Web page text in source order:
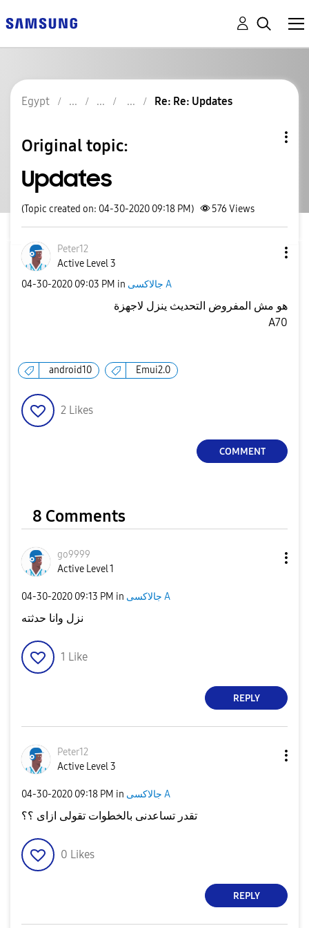
Egypt Re: Re: Updates
Original topic:
Updates
(Topic created on: 04-30-2020 09:18 PM) 576 Views
Peter12
Active Level 3
‎04-30-2020 09:03 PM in جالاكسى A
هو مش المفروض التحديث ينزل لاجهزة
A70
android10 Emui2.0
2 Likes
COMMENT
8 Comments
go9999
Active Level 1
‎04-30-2020 09:13 PM in جالاكسى A
نزل وانا حدثته
1 Like
REPLY
Peter12
Active Level 3
‎04-30-2020 09:18 PM in جالاكسى A
تقدر تساعدنى بالخطوات تقولى ازاى ؟؟
0 Likes
REPLY